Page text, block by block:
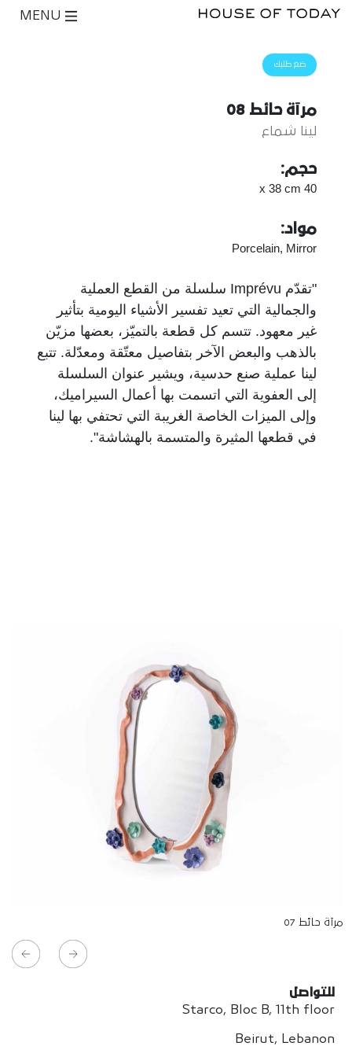
ضع طلبك
مرآة حائط 08
لينا شماع
حجم:
40 x 38 cm
مواد:
Porcelain, Mirror
"تقدّم Imprévu سلسلة من القطع العملية
والجمالية التي تعيد تفسير الأشياء اليومية بتأثير
غير معهود. تتسم كل قطعة بالتميّز، بعضها مزيّن
بالذهب والبعض الآخر بتفاصيل معتّقة ومعدّلة. تتبع
لينا عملية صنع حدسية، ويشير عنوان السلسلة
إلى العفوية التي اتسمت بها أعمال السيراميك،
وإلى الميزات الخاصة الغريبة التي تحتفي بها لينا
في قطعها المثيرة والمتسمة بالهشاشة".
مرآة حائط 07
للتواصل
Starco, Bloc B, 11th floor
Beirut, Lebanon